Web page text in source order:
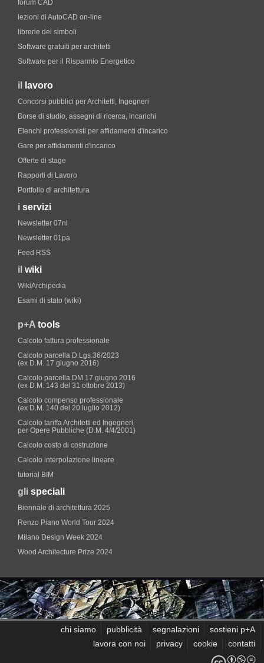
forum CAD
lezioni di AutoCAD on-line
librerie dei simboli
Software gratuiti per architetti
Software per il Risparmio Energetico
il lavoro
Concorsi pubblici per Architetti, Ingegneri
Borse di studio, assegni di ricerca, incarichi
Elenchi professionisti per affidamenti d'incarico
Gare per affidamenti d'incarico
Offerte di stage
Rapporti di Lavoro
Portfolio di architettura
i servizi
Newsletter 07nl
Newsletter 01pa
Feed RSS
il wiki
WikiArchipedia
Esami di stato (wiki)
p+A tools
Calcolo fattura professionale
Calcolo parcella D.Lgs.36/2023
(ex D.M. 17 giugno 2016)
Calcolo parcella DM 17 giugno 2016
(ex D.M. 143 del 31 ottobre 2013)
Calcolo compenso professionale
(ex D.M. 140 del 20 luglio 2012)
Calcolo tariffa Architetti ed Ingegneri
per Opere Pubbliche (D.M. 4/4/2001)
Calcolo costo di costruzione
Calcolo interpolazione lineare
tutorial BIM
gli speciali
Biennale di architettura 2025
Renzo Piano World Tour 2024
Milano Design Week 2024
Wood Architecture Prize 2024
chi siamo pubblicità segnalazioni
sostieni p+A
lavora con noi
privacy cookie contatti